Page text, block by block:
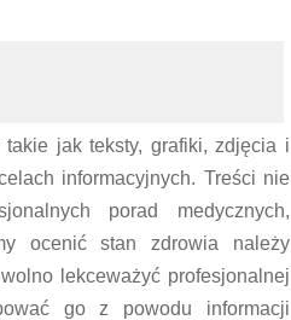
jak teksty, grafiki, zdjęcia i
informacyjnych. Treści nie
porad medycznych,
ocenić stan zdrowia należy
lekceważyć profesjonalnej
go z powodu informacji